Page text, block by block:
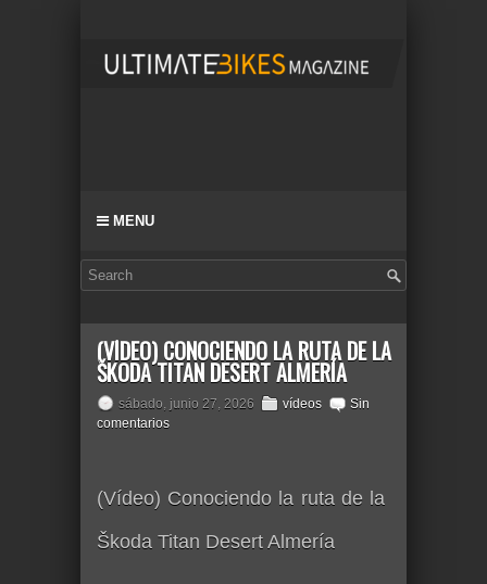
MENU
(VÍDEO) CONOCIENDO LA RUTA DE LA
ŠKODA TITAN DESERT ALMERÍA
sábado, junio 27, 2026 vídeos
Sin
comentarios
(Vídeo) Conociendo la ruta de la
Škoda Titan Desert Almería